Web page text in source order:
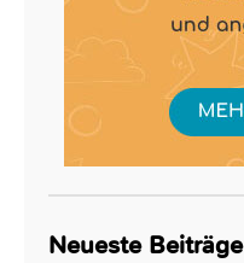
Neueste Beiträge